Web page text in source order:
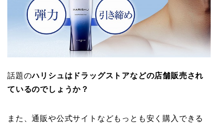
話題のハリシュはドラッグストアなどの店舗販売され
ているのでしょうか？
また、通販や公式サイトなどもっとも安く購入できる